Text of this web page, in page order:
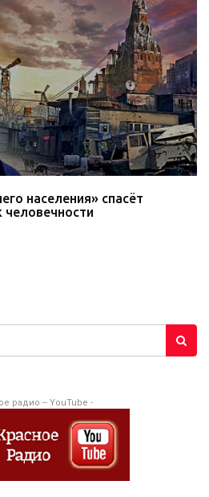
населения» спасёт
человечности
радио -- YouTube -